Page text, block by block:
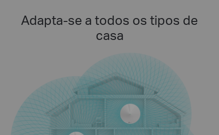
Adapta-se a todos os tipos de
casa